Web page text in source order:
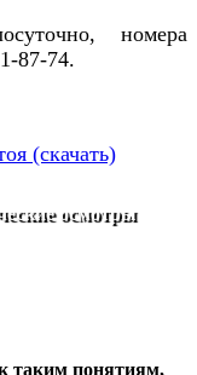
номера
87-74.
(скачать)
осмотры
к таким понятиям,